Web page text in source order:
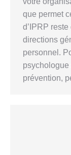
que permet
d’IPRP
directions
personnel.
prévention,